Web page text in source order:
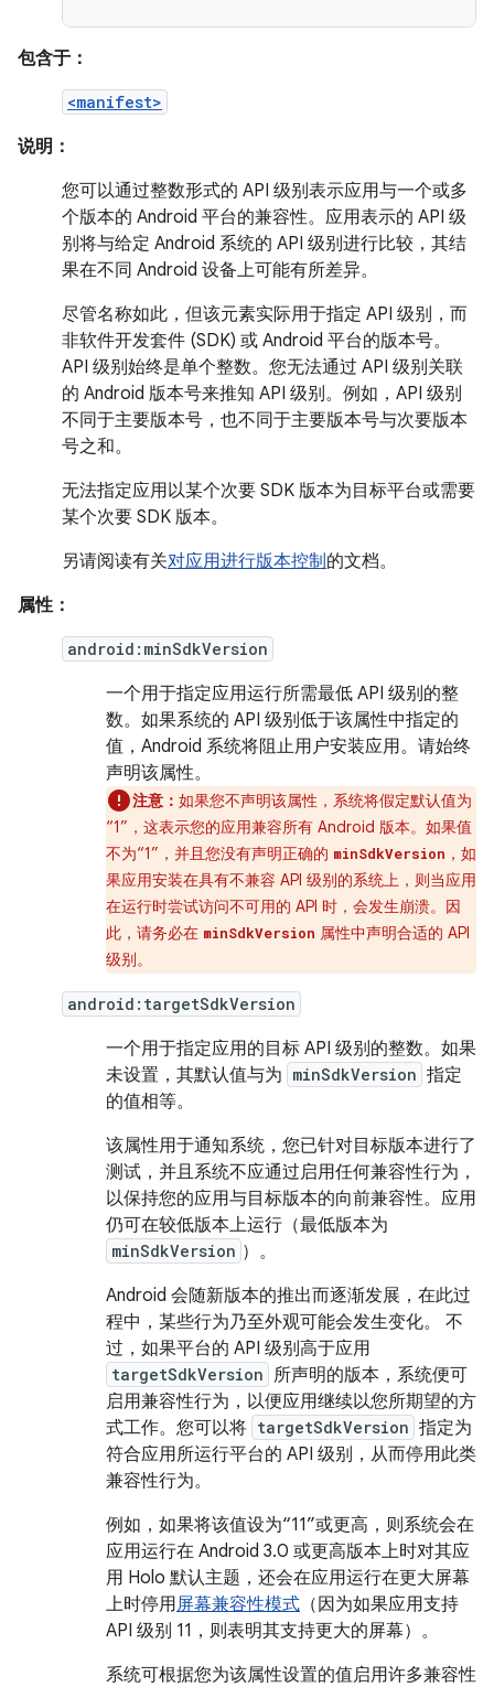
包含于：
<manifest>
说明：
您可以通过整数形式的 API 级别表示应用与一个或多
个版本的 Android 平台的兼容性。应用表示的 API 级
别将与给定 Android 系统的 API 级别进行比较，其结
果在不同 Android 设备上可能有所差异。
尽管名称如此，但该元素实际用于指定 API 级别，而
非软件开发套件 (SDK) 或 Android 平台的版本号。
API 级别始终是单个整数。您无法通过 API 级别关联
的 Android 版本号来推知 API 级别。例如，API 级别
不同于主要版本号，也不同于主要版本号与次要版本
号之和。
无法指定应用以某个次要 SDK 版本为目标平台或需要
某个次要 SDK 版本。
另请阅读有关对应用进行版本控制的文档。
属性：
android:minSdkVersion
一个用于指定应用运行所需最低 API 级别的整
数。如果系统的 API 级别低于该属性中指定的
值，Android 系统将阻止用户安装应用。请始终
声明该属性。
注意： 如果您不声明该属性，系统将假定默认值为
“1”，这表示您的应用兼容所有 Android 版本。如果值
不为“1”，并且您没有声明正确的 minSdkVersion ，如
果应用安装在具有不兼容 API 级别的系统上，则当应用
在运行时尝试访问不可用的 API 时，会发生崩溃。 因
此，请务必在 minSdkVersion 属性中声明合适的 API
级别。
android:targetSdkVersion
一个用于指定应用的目标 API 级别的整数。如果
未设置，其默认值与为 minSdkVersion 指定
的值相等。
该属性用于通知系统，您已针对目标版本进行了
测试，并且系统不应通过启用任何兼容性行为，
以保持您的应用与目标版本的向前兼容性。应用
仍可在较低版本上运行（最低版本为
minSdkVersion ）。
Android 会随新版本的推出而逐渐发展，在此过
程中，某些行为乃至外观可能会发生变化。 不
过，如果平台的 API 级别高于应用
targetSdkVersion 所声明的版本，系统便可
启用兼容性行为，以便应用继续以您所期望的方
式工作。您可以将 targetSdkVersion 指定为
符合应用所运行平台的 API 级别，从而停用此类
兼容性行为。
例如，如果将该值设为“11”或更高，则系统会在
应用运行在 Android 3.0 或更高版本上时对其应
用 Holo 默认主题，还会在应用运行在更大屏幕
上时停用屏幕兼容性模式 （因为如果应用支持
API 级别 11，则表明其支持更大的屏幕）。
系统可根据您为该属性设置的值启用许多兼容性